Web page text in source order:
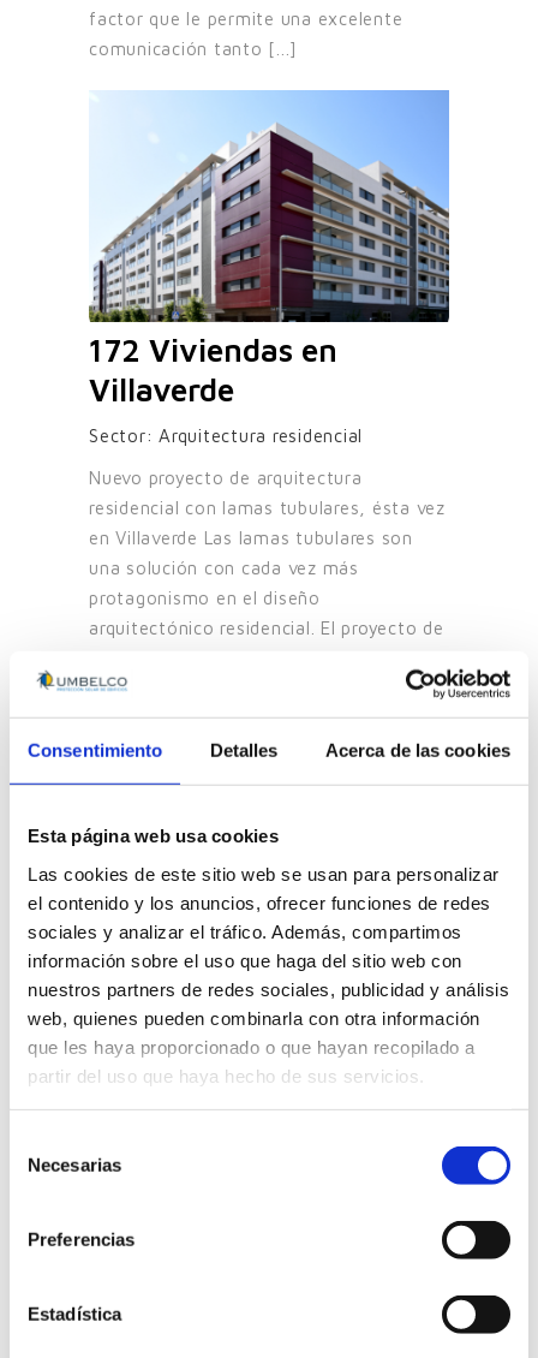
Consentimiento Detalles Acerca de las cookies
Esta página web usa cookies
Las cookies de este sitio web se usan para personalizar
el contenido y los anuncios, ofrecer funciones de redes
sociales y analizar el tráfico. Además, compartimos
información sobre el uso que haga del sitio web con
nuestros partners de redes sociales, publicidad y análisis
web, quienes pueden combinarla con otra información
que les haya proporcionado o que hayan recopilado a
partir del uso que haya hecho de sus servicios.
Necesarias
Preferencias
Estadística
factor que le permite una excelente
comunicación tanto [...]
172 Viviendas en
Villaverde
Sector: Arquitectura residencial
Nuevo proyecto de arquitectura
residencial con lamas tubulares, ésta vez
en Villaverde Las lamas tubulares son
una solución con cada vez más
protagonismo en el diseño
arquitectónico residencial. El proyecto de
es un [...]
IES TORRE DE LOS
ESPEJOS
Sector:Arquitectura educacional
más poblada de la provincia de Zaragoza.
Zaragoza, cuenta con un importante